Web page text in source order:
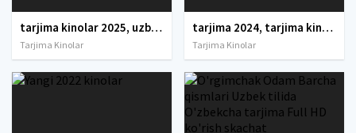
tarjima kinolar 2025, uzbek tarjima kinolar 2025, tarjima kinolar uzbek tilida 2025, tarjima kinolar o zbek 2025, tarjima kinolar o zbek tilida 2025, yangi tarjima kinolar 2025, uzmovi tarjima kinolar 2025, uzmovi com tarjima kinolar 2025, uzbekcha t
Tarjima Kinolar
tarjima 2024, tarjima kinolar 2024, uzbek tarjima 2024, tarjima kinolar tilida tilida 2024, uzbek tilida tarjima 2024, kino tarjima 2024, uzbek tarjima kinolar 2024, tarjima kinolar 2024 uzbek tilida, tarjima kinolar 2024 o zbek, tarjima kinolar 2024
Tarjima Kinolar